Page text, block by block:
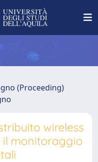
(Proceeding)
wireless
il monitoraggio